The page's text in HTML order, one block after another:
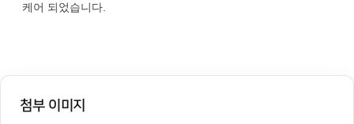
케어 되었습니다.
첨부 이미지